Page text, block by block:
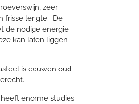
zeer
frisse lengte. De
de nodige energie.
kan laten liggen
is eeuwen oud
enorme studies